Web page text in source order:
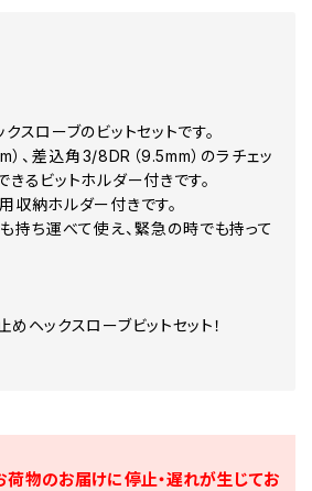
スローブのビットセットです。
、差込角3/8DR（9.5mm）のラチェッ
るビットホルダー付きです。
収納ホルダー付きです。
持ち運べて使え、緊急の時でも持って
ヘックスローブビットセット！
荷物のお届けに停止・遅れが生じてお